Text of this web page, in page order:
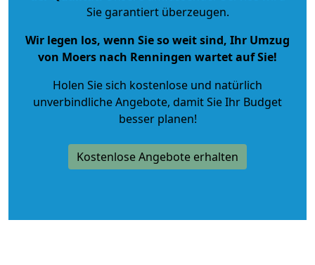
Sie garantiert überzeugen.
Wir legen los, wenn Sie so weit sind, Ihr Umzug
von Moers nach Renningen wartet auf Sie!
Holen Sie sich kostenlose und natürlich
unverbindliche Angebote, damit Sie Ihr Budget
besser planen!
Kostenlose Angebote erhalten